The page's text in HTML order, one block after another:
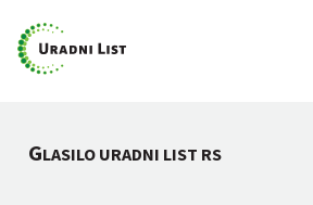
GLASILO URADNI LIST RS